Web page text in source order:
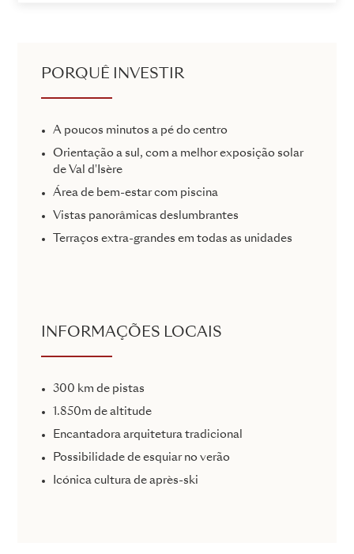
PORQUÊ INVESTIR
A poucos minutos a pé do centro
Orientação a sul, com a melhor exposição solar
de Val d'Isère
Área de bem-estar com piscina
Vistas panorâmicas deslumbrantes
Terraços extra-grandes em todas as unidades
INFORMAÇÕES LOCAIS
300 km de pistas
1.850m de altitude
Encantadora arquitetura tradicional
Possibilidade de esquiar no verão
Icónica cultura de après-ski